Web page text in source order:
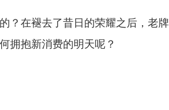
在褪去了昔日的荣耀之后，老牌
拥抱新消费的明天呢？